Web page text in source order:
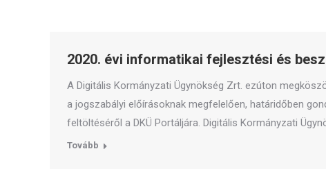
2020. évi informatikai fejlesztési és
A Digitális Kormányzati Ügynökség Zrt. ezúton
a jogszabályi előírásoknak megfelelően, határidőben
feltöltéséről a DKÜ Portáljára. Digitális Kormányzati
Tovább